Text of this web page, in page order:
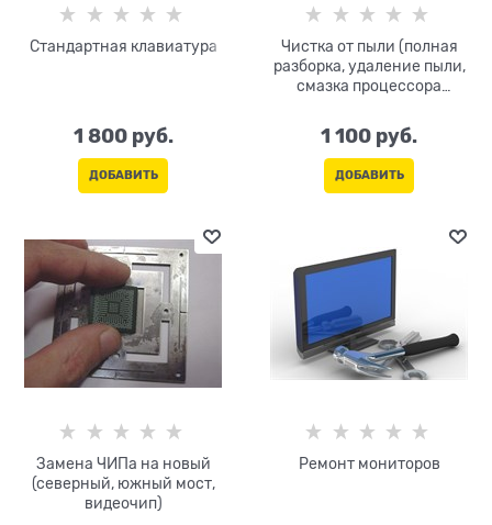
Стандартная клавиатура
1 800 руб.
ДОБАВИТЬ
Чистка от пыли (полная
разборка, удаление пыли,
смазка процессора
термопрокладок)
1 100 руб.
ДОБАВИТЬ
Замена ЧИПа на новый
(северный, южный мост,
видеочип)
Ремонт мониторов